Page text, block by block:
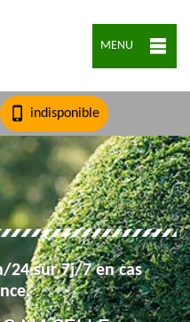
MENU
indisponible
24 sur 7j/7 en cas